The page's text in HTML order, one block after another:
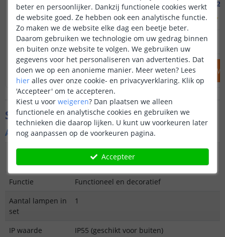
met cijfers
(57 reviews )
OP VOORRAAD 34,95 29,95
IN WINKELWAGEN
Set van 2
OP VOORRAAD
IN
Specificaties
Algemene kenmerken
Type
buitenverlichting
Huisnummer verlichting
Functie
Functioneel en decoratief
Aantal lampen in
set
1
IP waarde
IP55 (geschikt voor buiten)
beter en persoonlijker. Dankzij functionele cookies werkt
de website goed. Ze hebben ook een analytische functie.
Zo maken we de website elke dag een beetje beter.
Daarom gebruiken we technologie om uw gedrag binnen
en buiten onze website te volgen. We gebruiken uw
gegevens voor het personaliseren van advertenties. Dat
doen we op een anonieme manier. Meer weten? Lees
hier alles over onze cookie- en privacyverklaring. Klik op
'Accepteer' om te accepteren.
Kiest u voor weigeren? Dan plaatsen we alleen
functionele en analytische cookies en gebruiken we
technieken die daarop lijken. U kunt uw voorkeuren later
nog aanpassen op de voorkeuren pagina.
Accepteer